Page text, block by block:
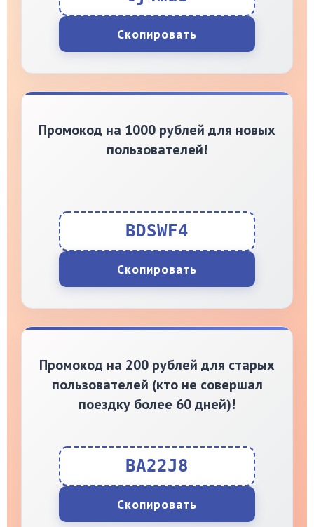
Скопировать
Промокод на 1000 рублей для новых
пользователей!
BDSWF4
Скопировать
Промокод на 200 рублей для старых
пользователей (кто не совершал
поездку более 60 дней)!
BA22J8
Скопировать